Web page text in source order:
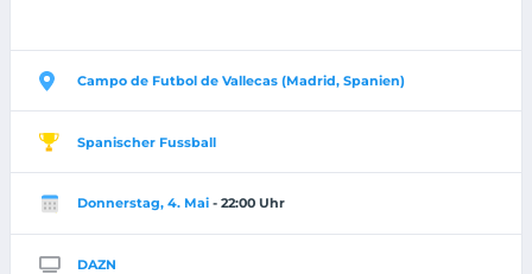
Campo de Futbol de Vallecas (Madrid, Spanien)
Spanischer Fussball
Donnerstag, 4. Mai - 22:00 Uhr
DAZN